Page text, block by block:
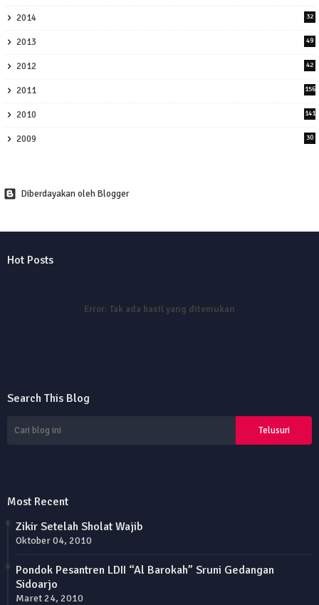
2014 32
2013 49
2012 42
2011 156
2010 141
2009 30
Diberdayakan oleh Blogger
Hot Posts
Error: Tak ada hasil yang ditemukan
Search This Blog
Most Recent
Zikir Setelah Sholat Wajib
Oktober 04, 2010
Pondok Pesantren LDII “Al Barokah” Sruni Gedangan
Sidoarjo
Maret 24, 2010